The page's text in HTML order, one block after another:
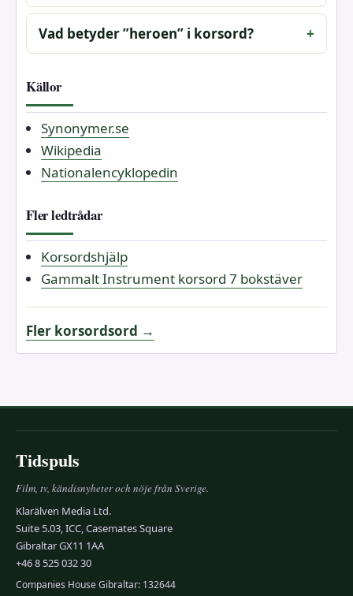
Vad betyder ”heroen” i korsord?
Källor
Synonymer.se
Wikipedia
Nationalencyklopedin
Fler ledtrådar
Korsordshjälp
Gammalt Instrument korsord 7 bokstäver
Fler korsordsord →
Tidspuls
Film, tv, kändisnyheter och nöje från Sverige.
Klarälven Media Ltd.
Suite 5.03, ICC, Casemates Square
Gibraltar GX11 1AA
+46 8 525 032 30
Companies House Gibraltar: 132644